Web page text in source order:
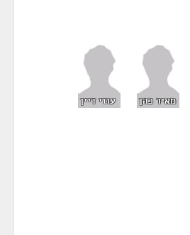
מאיר כהן עוזי דיין